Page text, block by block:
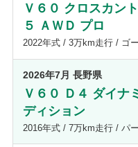
Ｖ６０ クロスカン
５ ＡＷＤ プロ
2022年式 / 3万km走行 / ゴ
2026年7月 長野県
Ｖ６０ Ｄ４ ダイナ
ディション
2016年式 / 7万km走行 / パ